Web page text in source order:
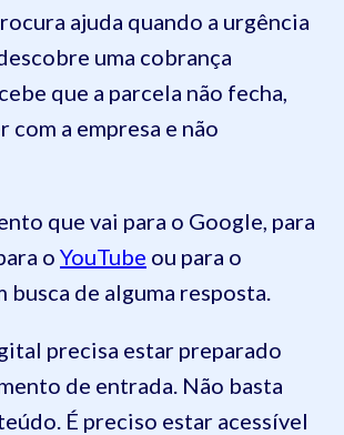
ajuda quando a urgência
uma cobrança
que a parcela não fecha,
a empresa e não
que vai para o Google, para
para o YouTube ou para o
busca de alguma resposta.
precisa estar preparado
de entrada. Não basta
É preciso estar acessível